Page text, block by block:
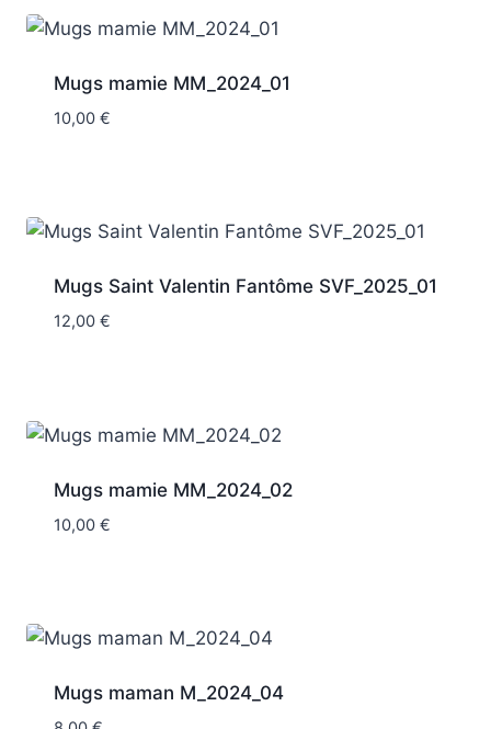
Mugs mamie MM_2024_01
10,00 €
Mugs Saint Valentin Fantôme SVF_2025_01
12,00 €
Mugs mamie MM_2024_02
10,00 €
Mugs maman M_2024_04